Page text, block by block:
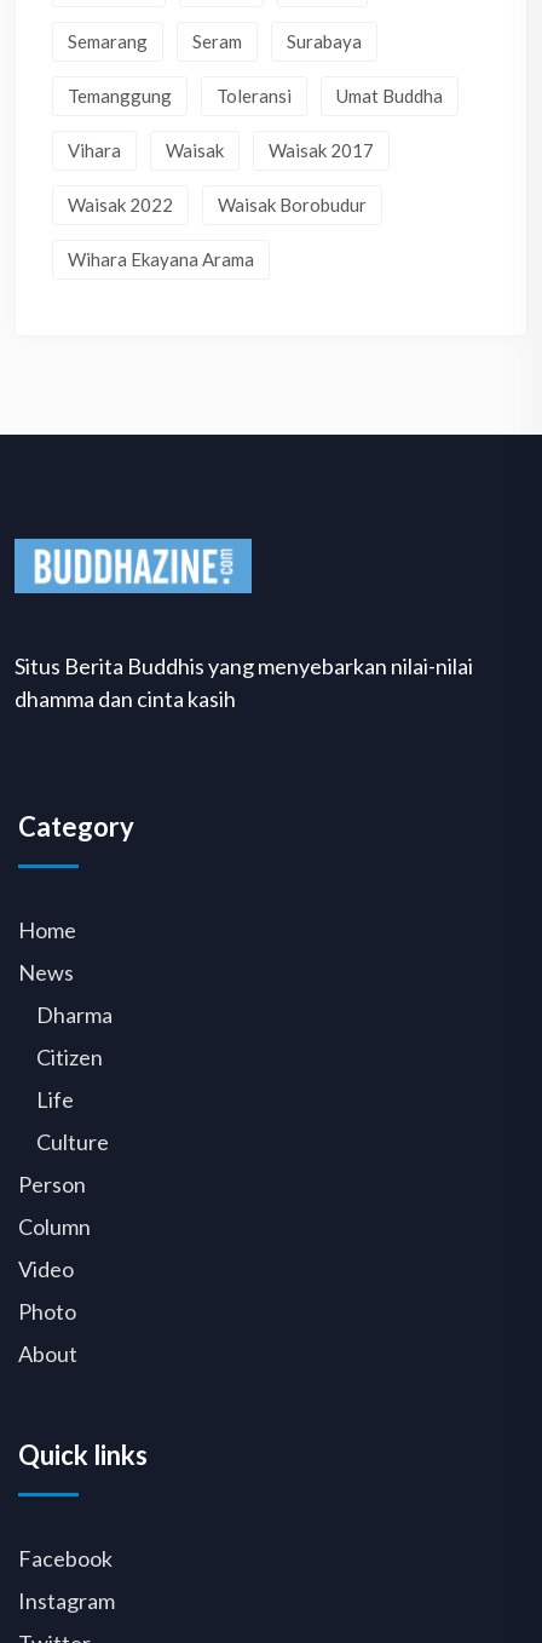
Semarang Seram Surabaya
Temanggung Toleransi Umat Buddha
Vihara Waisak Waisak 2017
Waisak 2022 Waisak Borobudur
Wihara Ekayana Arama
Situs Berita Buddhis yang menyebarkan nilai-nilai
dhamma dan cinta kasih
Category
Home
News
Dharma
Citizen
Life
Culture
Person
Column
Video
Photo
About
Quick links
Facebook
Instagram